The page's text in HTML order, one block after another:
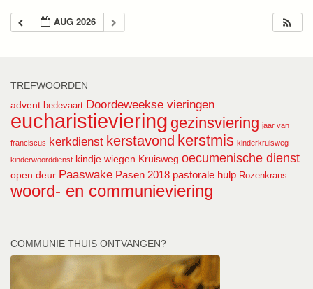
AUG 2026
TREFWOORDEN
advent bedevaart Doordeweekse vieringen
eucharistieviering gezinsviering jaar van
franciscus kerkdienst kerstavond kerstmis kinderkruisweg
kinderwoorddienst kindje wiegen Kruisweg oecumenische dienst
open deur Paaswake Pasen 2018 pastorale hulp Rozenkrans
woord- en communieviering
COMMUNIE THUIS ONTVANGEN?